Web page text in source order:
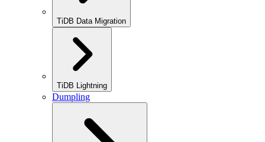
TiDB Data Migration
TiDB Lightning
Dumpling